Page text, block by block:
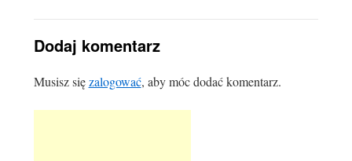
Dodaj komentarz
Musisz sięzalogować, aby móc dodać komentarz.